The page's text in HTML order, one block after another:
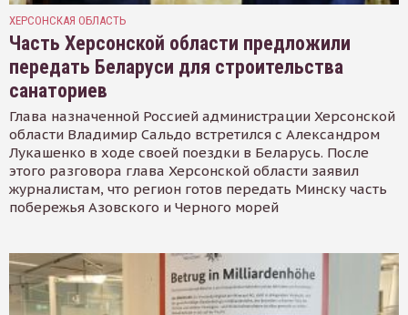
ХЕРСОНСКАЯ ОБЛАСТЬ
Часть Херсонской области предложили
передать Беларуси для строительства
санаториев
Глава назначенной Россией администрации Херсонской
области Владимир Сальдо встретился с Александром
Лукашенко в ходе своей поездки в Беларусь. После
этого разговора глава Херсонской области заявил
журналистам, что регион готов передать Минску часть
побережья Азовского и Черного морей